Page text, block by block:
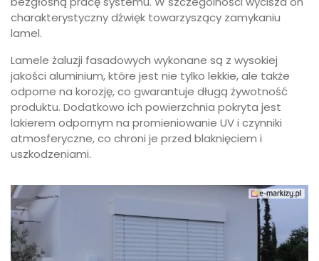
charakterystyczny dźwięk towarzyszący zamykaniu
lamel.
Lamele żaluzji fasadowych wykonane są z wysokiej
jakości aluminium, które jest nie tylko lekkie, ale także
odporne na korozję, co gwarantuje długą żywotność
produktu. Dodatkowo ich powierzchnia pokryta jest
lakierem odpornym na promieniowanie UV i czynniki
atmosferyczne, co chroni je przed blaknięciem i
uszkodzeniami.